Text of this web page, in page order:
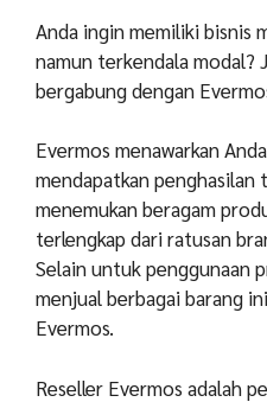
Anda ingin memiliki bisnis
namun terkendala modal?
bergabung dengan
Evermos menawarkan
mendapatkan penghasilan
menemukan beragam
terlengkap dari ratusan
Selain untuk penggunaan
menjual berbagai barang
Evermos.
Reseller Evermos adalah